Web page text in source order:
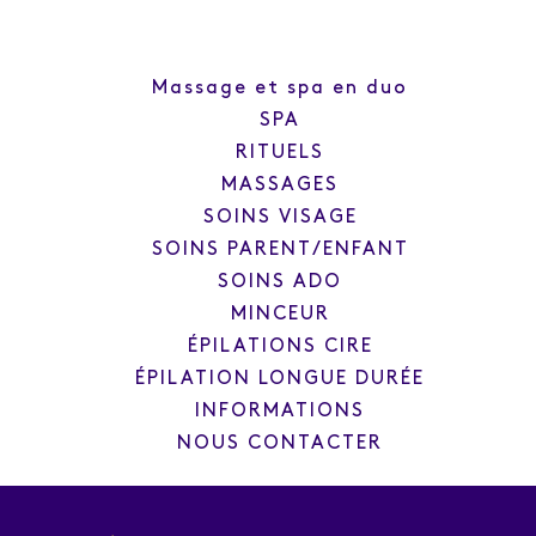
Massage et spa en duo
SPA
RITUELS
MASSAGES
SOINS VISAGE
SOINS PARENT/ENFANT
SOINS ADO
MINCEUR
ÉPILATIONS CIRE
ÉPILATION LONGUE DURÉE
INFORMATIONS
NOUS CONTACTER